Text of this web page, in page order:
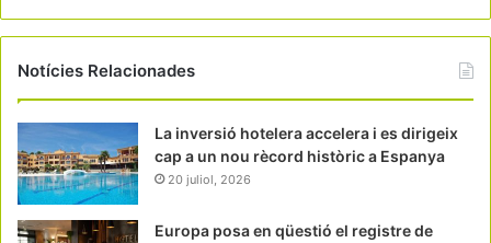
Notícies Relacionades
La inversió hotelera accelera i es dirigeix
cap a un nou rècord històric a Espanya
20 juliol, 2026
Europa posa en qüestió el registre de